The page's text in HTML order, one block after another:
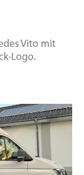
Vito mit
Logo.